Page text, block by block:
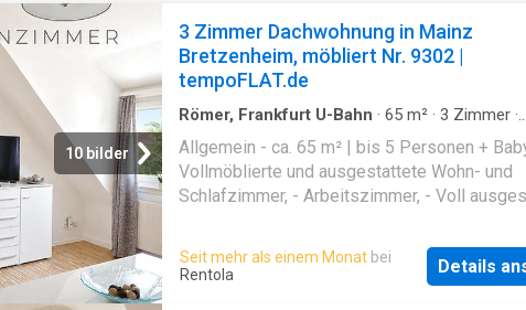
10 bilder
3 Zimmer Dachwohnung in Mainz
Bretzenheim, möbliert Nr. 9302 |
tempoFLAT.de
Römer, Frankfurt U-Bahn · 65 m² · 3 Zimmer ·
Allgemein - ca. 65 m² | bis 5 Personen +
Vollmöblierte und ausgestattete Wohn- und
Schlafzimmer, - Arbeitszimmer, - Voll
Handtücher und vieles mehr 65m², im 2. OG, 1
Schlafzimmer, 1 Büro, frisch renoviert, in
Zustand Maximal 5 Personen, Familien mit
Seit mehr als einem Monat bei
Rentola
Details